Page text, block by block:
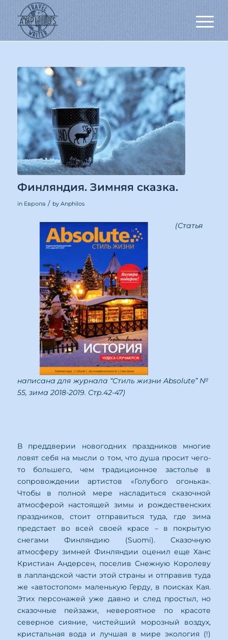
Финляндия. Зимняя сказка.
in Европа / by Anphilos
(Статья
написана для журнала “Стиль жизни Absolute” №
55, зима 2018-2019. Стр.42-47)
В преддверии новогодних праздников многие
ловят себя на мысли о том, что душа просит чего-
то большего, чем традиционное застолье в
сопровождении артистов «Голубого огонька».
Чтобы в полной мере насладиться сказочной
атмосферой настоящей зимы и рождественских
праздников, стоит отправиться туда, где зима
предстает во всей своей красе – в покрытую
снегами Финляндию (Suomi). Сказочную
атмосферу зимней Финляндии оценил еще Ханс
Кристиан Андерсен, поселив Снежную Королеву
в лапландской части этой страны и отправив туда
же «автостопом» маленькую Герду, в поисках Кая.
Этих персонажей уже давно и след простыл, но
сказочные пейзажи, невероятное по красоте
северное сияние, чистейший морозный воздух,
кристальная вода и лучшая в мире экология (!)